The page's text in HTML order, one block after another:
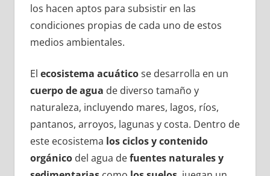
los hacen aptos para subsistir en las
condiciones propias de cada uno de estos
medios ambientales.
El ecosistema acuáticose desarrolla en un
cuerpo de agua de diverso tamaño y
naturaleza, incluyendo mares, lagos, ríos,
pantanos, arroyos, lagunas y costa. Dentro de
este ecosistema los ciclos y contenido
orgánicodel agua defuentes naturales y